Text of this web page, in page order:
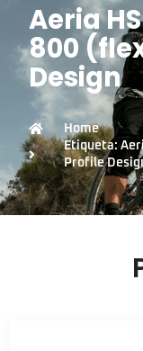
Aeria
800
Design
Home
Etiqueta:
Profile